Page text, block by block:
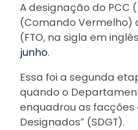
A designação do PCC
(Comando Vermelho)
(FTO, na sigla em
junho.
Essa foi a segunda
quando o
enquadrou as facções
Designados” (SDGT).